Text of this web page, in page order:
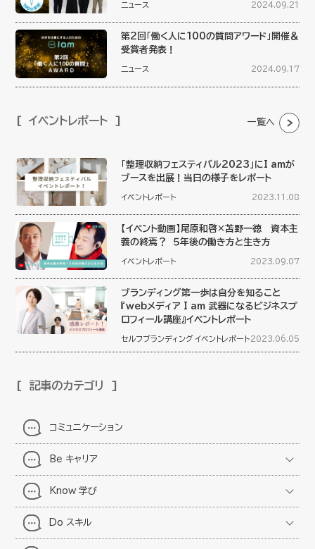
ニュース 2024.09.21
第2回「働く人に100の質問アワード」開催＆
受賞者発表！
ニュース 2024.09.17
イベントレポート 一覧へ
「整理収納フェスティバル2023」にI amが
ブースを出展！当日の様子をレポート
イベントレポート 2023.11.08
【イベント動画】尾原和啓×苫野一徳 資本主
義の終焉？ ５年後の働き方と生き方
イベントレポート 2023.09.07
ブランディング第一歩は自分を知ること
『webメディア I am 武器になるビジネスプ
ロフィール講座』イベントレポート
セルフブランディング イベントレポート 2023.06.05
記事のカテゴリ
コミュニケーション
Be キャリア
Know 学び
Do スキル